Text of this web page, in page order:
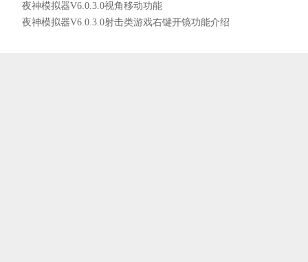
夜神模拟器V6.0.3.0视角移动功能
夜神模拟器V6.0.3.0射击类游戏右键开镜功能介绍